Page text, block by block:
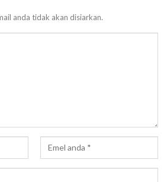
anda tidak akan disiarkan.